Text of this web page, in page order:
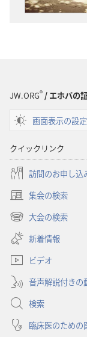
JW.ORG®/ エホバの
画面表示の設定
クイックリンク
訪問のお申し込
集会の検索
（新
し
タ
で
開
く）
大会の検索
（新
し
い
タ
ブ
で
開
く）
新着情報
ビデオ
音声解説付きの
検索
臨床医のための